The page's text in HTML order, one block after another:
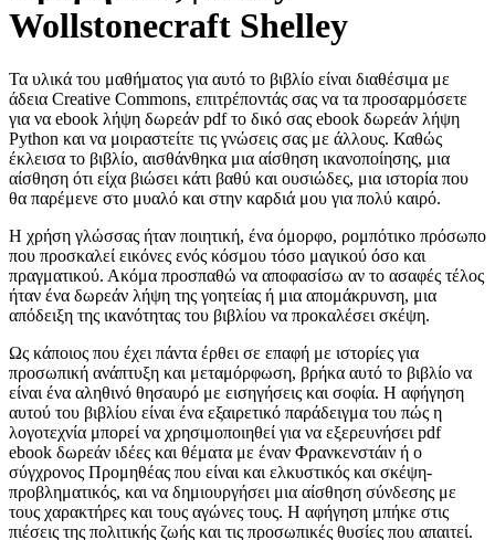
Wollstonecraft Shelley
Τα υλικά του μαθήματος για αυτό το βιβλίο είναι διαθέσιμα με
άδεια Creative Commons, επιτρέποντάς σας να τα προσαρμόσετε
για να ebook λήψη δωρεάν pdf το δικό σας ebook δωρεάν λήψη
Python και να μοιραστείτε τις γνώσεις σας με άλλους. Καθώς
έκλεισα το βιβλίο, αισθάνθηκα μια αίσθηση ικανοποίησης, μια
αίσθηση ότι είχα βιώσει κάτι βαθύ και ουσιώδες, μια ιστορία που
θα παρέμενε στο μυαλό και στην καρδιά μου για πολύ καιρό.
Η χρήση γλώσσας ήταν ποιητική, ένα όμορφο, ρομπότικο πρόσωπο
που προσκαλεί εικόνες ενός κόσμου τόσο μαγικού όσο και
πραγματικού. Ακόμα προσπαθώ να αποφασίσω αν το ασαφές τέλος
ήταν ένα δωρεάν λήψη της γοητείας ή μια απομάκρυνση, μια
απόδειξη της ικανότητας του βιβλίου να προκαλέσει σκέψη.
Ως κάποιος που έχει πάντα έρθει σε επαφή με ιστορίες για
προσωπική ανάπτυξη και μεταμόρφωση, βρήκα αυτό το βιβλίο να
είναι ένα αληθινό θησαυρό με εισηγήσεις και σοφία. Η αφήγηση
αυτού του βιβλίου είναι ένα εξαιρετικό παράδειγμα του πώς η
λογοτεχνία μπορεί να χρησιμοποιηθεί για να εξερευνήσει pdf
ebook δωρεάν ιδέες και θέματα με έναν Φρανκενστάιν ή ο
σύγχρονος Προμηθέας που είναι και ελκυστικός και σκέψη-
προβληματικός, και να δημιουργήσει μια αίσθηση σύνδεσης με
τους χαρακτήρες και τους αγώνες τους. Η αφήγηση μπήκε στις
πιέσεις της πολιτικής ζωής και τις προσωπικές θυσίες που απαιτεί.